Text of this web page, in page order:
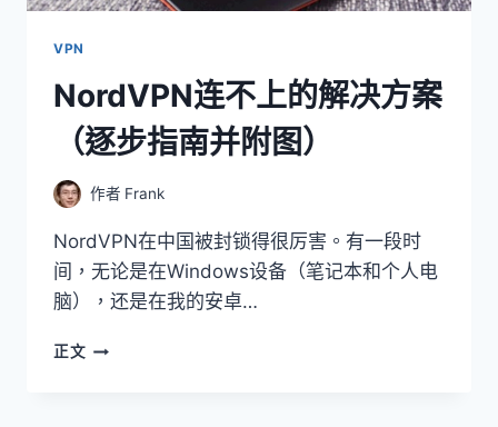
VPN
NordVPN连不上的解决方案
（逐步指南并附图）
作者 Frank
NordVPN在中国被封锁得很厉害。有一段时
间，无论是在Windows设备（笔记本和个人电
脑），还是在我的安卓…
正文NORDVPN